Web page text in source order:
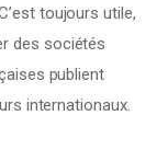
toujours utile,
des sociétés
publient
internationaux.